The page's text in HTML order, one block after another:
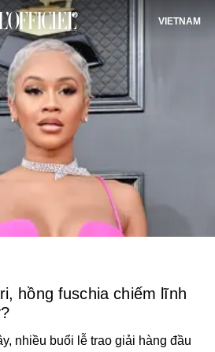
VIETNAM
hồng fuschia chiếm lĩnh
nhiều buổi lễ trao giải hàng đầu